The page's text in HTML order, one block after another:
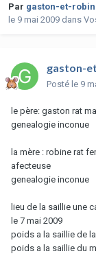
Par gaston-et-
le 9 mai 2009 dans
gaston-
Posté le 9
le père: gaston rat
genealogie inconue
la mère : robine rat
afecteuse
genealogie inconue
lieu de la saillie une
le 7 mai 2009
poids a la saillie de
poids a la saillie du